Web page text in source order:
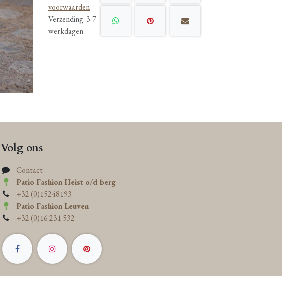
voorwaarden
Verzending: 3-7
werkdagen
Volg ons
Contact
Patio Fashion Heist o/d berg
+32 (0)15248193
Patio Fashion Leuven
+32 (0)16 231 532